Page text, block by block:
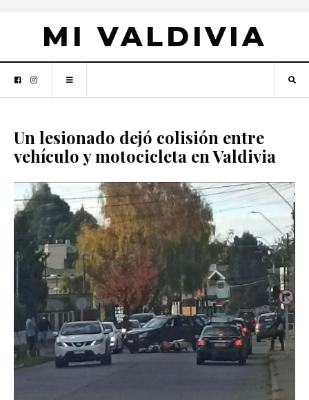
MI VALDIVIA
Un lesionado dejó colisión entre
vehículo y motocicleta en Valdivia